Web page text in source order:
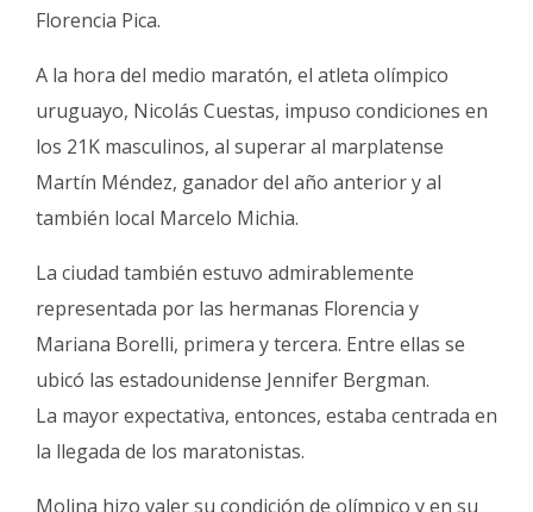
Florencia Pica.
A la hora del medio maratón, el atleta olímpico
uruguayo, Nicolás Cuestas, impuso condiciones en
los 21K masculinos, al superar al marplatense
Martín Méndez, ganador del año anterior y al
también local Marcelo Michia.
La ciudad también estuvo admirablemente
representada por las hermanas Florencia y
Mariana Borelli, primera y tercera. Entre ellas se
ubicó las estadounidense Jennifer Bergman.
La mayor expectativa, entonces, estaba centrada en
la llegada de los maratonistas.
Molina hizo valer su condición de olímpico y en su